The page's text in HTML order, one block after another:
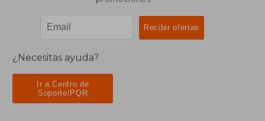
¿Necesitas ayuda?
Ir a Centro de
Soporte/PQR